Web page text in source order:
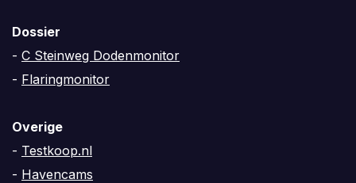
Dossier
- C Steinweg Dodenmonitor
- Flaringmonitor
Overige
- Testkoop.nl
- Havencams